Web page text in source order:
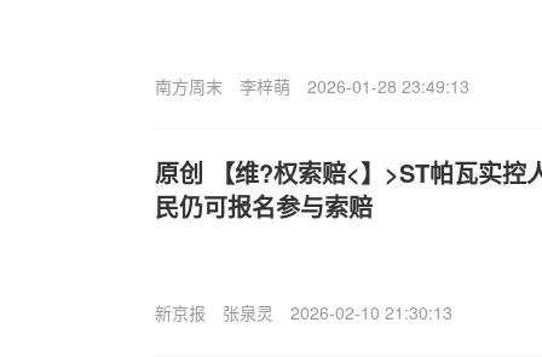
南方周末 李梓萌 2026-01-28 23:49:13
原创 【维?权索赔<】>ST帕瓦实控
民仍可报名参与索赔
新京报 张泉灵 2026-02-10 21:30:13